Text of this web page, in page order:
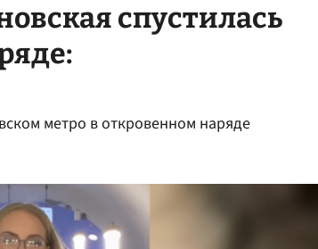
спустилась
метро в откровенном наряде